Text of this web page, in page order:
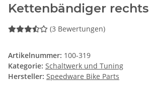
Kettenbändiger rechts
(3 Bewertungen)
Artikelnummer: 100-319
Kategorie: Schaltwerk und Tuning
Hersteller: Speedware Bike Parts